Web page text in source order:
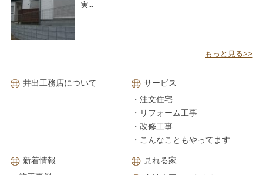
実...
もっと見る>>
井出工務店について
サービス
・注文住宅
・リフォーム工事
・改修工事
・こんなこともやってます
新着情報
見れる家